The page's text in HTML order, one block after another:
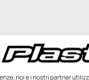
noi e i nostri partner